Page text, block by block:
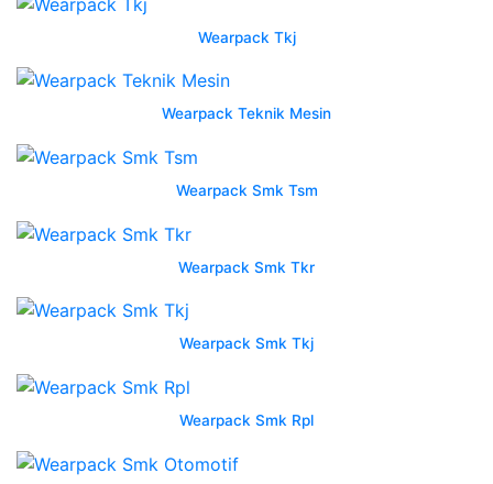
1711
desain
konveksi
las
semarang
jualbeli
promosi
kaos
olahraga
Wearpack Tkj
Wearpack Teknik Mesin
Wearpack Smk Tsm
Wearpack Smk Tkr
Wearpack Smk Tkj
Wearpack Smk Rpl